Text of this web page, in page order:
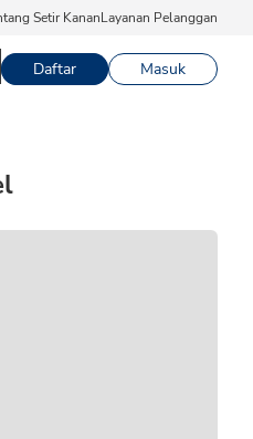
Setir KananLayanan Pelanggan
Daftar Masuk